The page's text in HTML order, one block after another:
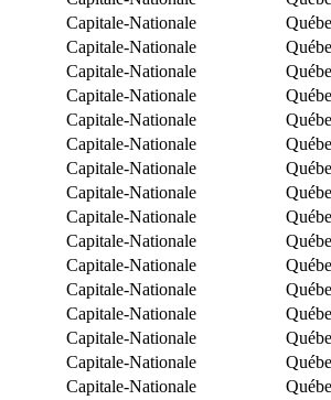
Capitale-Nationale
Capitale-Nationale
Capitale-Nationale
Capitale-Nationale
Capitale-Nationale
Capitale-Nationale
Capitale-Nationale
Capitale-Nationale
Capitale-Nationale
Capitale-Nationale
Capitale-Nationale
Capitale-Nationale
Capitale-Nationale
Capitale-Nationale
Capitale-Nationale
Capitale-Nationale